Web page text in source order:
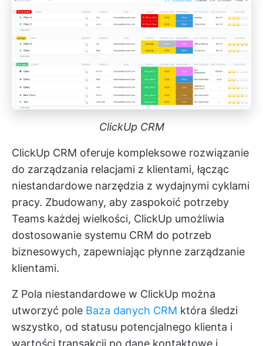
ClickUp CRM
ClickUp CRM oferuje kompleksowe rozwiązanie
do zarządzania relacjami z klientami, łącząc
niestandardowe narzędzia z wydajnymi cyklami
pracy. Zbudowany, aby zaspokoić potrzeby
Teams każdej wielkości, ClickUp umożliwia
dostosowanie systemu CRM do potrzeb
biznesowych, zapewniając płynne zarządzanie
klientami.
Z Pola niestandardowe w ClickUp można
utworzyć pole Baza danych CRM która śledzi
wszystko, od statusu potencjalnego klienta i
wartości transakcji po dane kontaktowe i